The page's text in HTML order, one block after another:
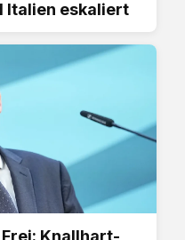
Italien eskaliert
Knallhart-